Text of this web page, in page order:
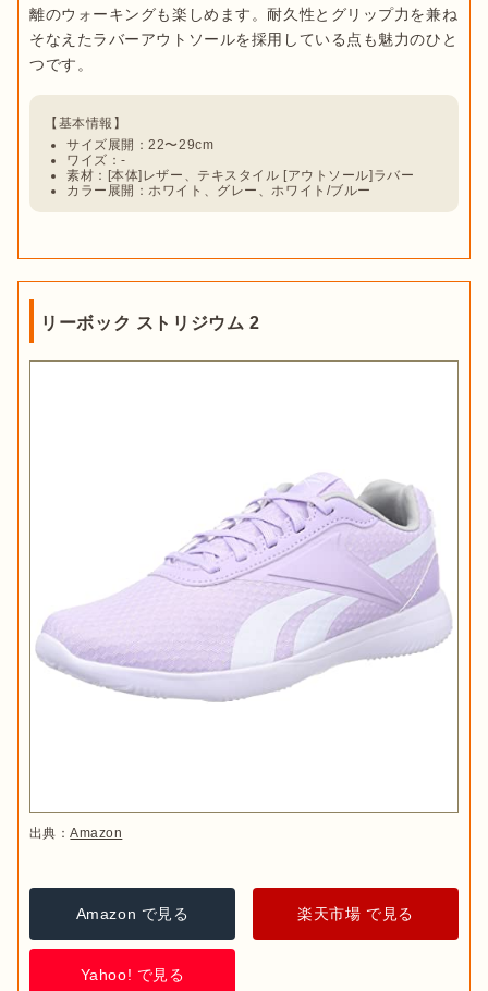
離のウォーキングも楽しめます。耐久性とグリップ力を兼ね
そなえたラバーアウトソールを採用している点も魅力のひと
サイズ展開：22〜29cm
ワイズ：-
素材：[本体]レザー、テキスタイル [アウトソール]ラバー
カラー展開：ホワイト、グレー、ホワイト/ブルー
リーボック ストリジウム 2
出典：Amazon
Amazon で見る 楽天市場 で見る
Yahoo! で見る